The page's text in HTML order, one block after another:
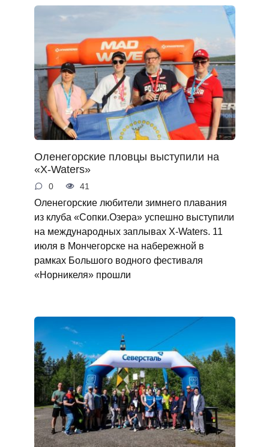
Оленегорcкие пловцы выступили на
«X‑Waters»
0 41
Оленегорские любители зимнего плавания
из клуба «Сопки.Озера» успешно выступили
на международных заплывах X‑Waters. 11
июля в Мончегорске на набережной в
рамках Большого водного фестиваля
«Норникеля» прошли